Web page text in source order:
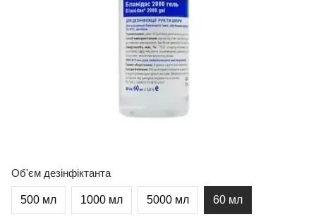
Об'єм дезінфіктанта
500 мл 1000 мл 5000 мл 60 мл